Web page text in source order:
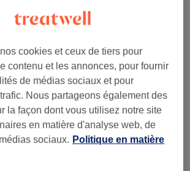
les prestations
Filtrer par évaluation
cookies et ceux de tiers pour
contenu et les annonces, pour fournir
de médias sociaux et pour
Nous partageons également des
la façon dont vous utilisez notre site
en matière d'analyse web, de
sociaux. Politique en matière